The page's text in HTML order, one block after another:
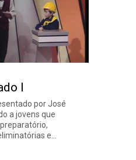
I
por José
a jovens que
e…